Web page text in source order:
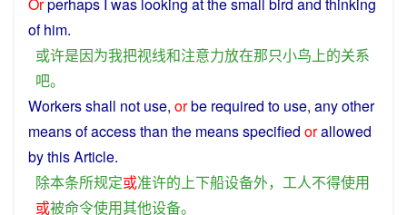
ofhim.
或许是因为我把视线和注意力放在那只小鸟上的关系
吧。
Workersshall not use, orbe required to use, anyother
meansofaccessthan the meansspecified orallowed
bythisArticle.
除本条所规定或准许的上下船设备外， 工人不得使用
或被命令使用其他设备。